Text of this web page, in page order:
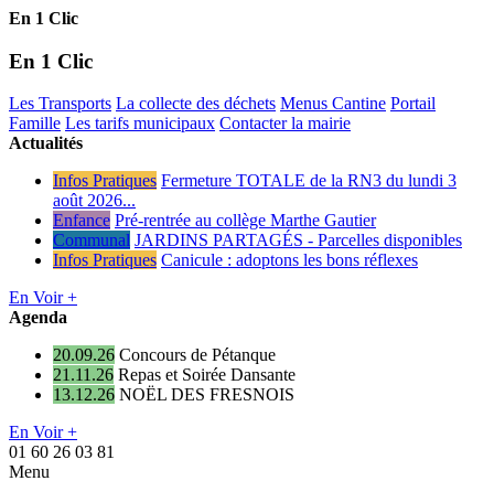
En 1 Clic
En 1 Clic
Les Transports La collecte des déchets Menus Cantine Portail
Famille Les tarifs municipaux Contacter la mairie
Actualités
Infos Pratiques Fermeture TOTALE de la RN3 du lundi 3
août 2026...
Enfance Pré-rentrée au collège Marthe Gautier
Communal JARDINS PARTAGÉS - Parcelles disponibles
Infos Pratiques Canicule : adoptons les bons réflexes
En Voir +
Agenda
20.09.26 Concours de Pétanque
21.11.26 Repas et Soirée Dansante
13.12.26 NOËL DES FRESNOIS
En Voir +
01 60 26 03 81
Menu